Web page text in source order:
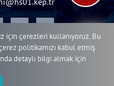
Yönetim Sistemi
Web Birimi
için çerezleri kullanıyoruz. Bu
politikamızı kabul etmiş
detaylı bilgi almak için